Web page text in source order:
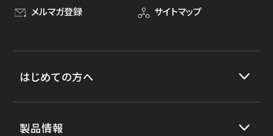
メルマガ登録 サイトマップ
はじめての方へ
製品情報